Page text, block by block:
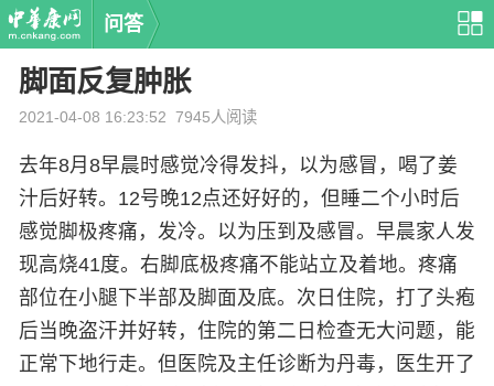
问答
脚面反复肿胀
2021-04-08 16:23:52 7945人阅读
去年8月8早晨时感觉冷得发抖，以为感冒，喝了姜
汁后好转。12号晚12点还好好的，但睡二个小时后
感觉脚极疼痛，发冷。以为压到及感冒。早晨家人发
现高烧41度。右脚底极疼痛不能站立及着地。疼痛
部位在小腿下半部及脚面及底。次日住院，打了头疱
后当晚盗汗并好转，住院的第二日检查无大问题，能
正常下地行走。但医院及主任诊断为丹毒，医生开了